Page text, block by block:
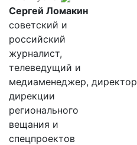
Сергей Ломакин
советский и
российский
журналист,
телеведущий и
медиаменеджер, директор
дирекции
регионального
вещания и
спецпроектов